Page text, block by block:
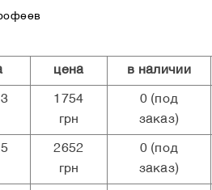
цена в наличии
1754
грн
0(под
заказ)
2652
грн
0(под
заказ)